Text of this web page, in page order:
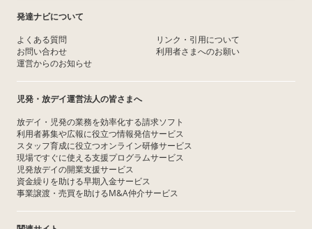
発達ナビについて
よくある質問
お問い合わせ
運営からのお知らせ
リンク・引用について
利用者さまへのお願い
児発・放デイ運営法人の皆さまへ
放デイ・児発の業務を効率化する請求ソフト
利用者募集や広報に役立つ情報発信サービス
スタッフ育成に役立つオンライン研修サービス
現場ですぐに使える支援プログラムサービス
児発放デイの開業支援サービス
資金繰りを助ける早期入金サービス
事業譲渡・売買を助けるM&A仲介サービス